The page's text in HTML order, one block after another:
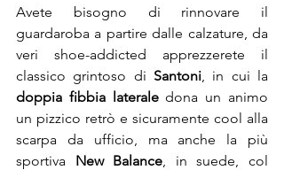
Avete bisogno di rinnovare il
guardaroba a partire dalle calzature, da
veri shoe-addicted apprezzerete il
classico grintoso di Santoni
doppia fibbia laterale dona un animo
un pizzico retrò e sicuramente cool alla
scarpa da ufficio, ma anche la più
sportiva New Balance, in suede, col